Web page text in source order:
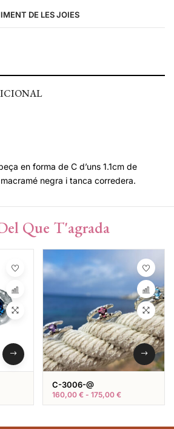
DE LES JOIES
en forma de C d’uns 1.1cm de
negra i tanca corredera.
Que T'agrada
C-3006-@
160,00 € - 175,00 €